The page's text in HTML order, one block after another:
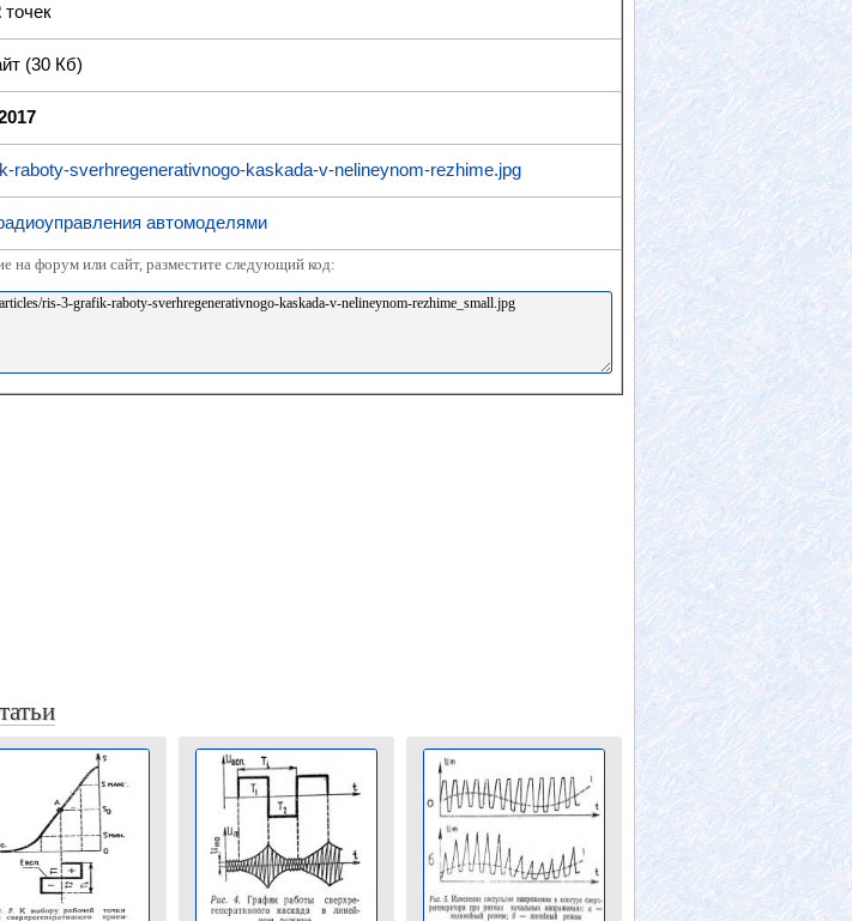
точек
(30 Кб)
raboty-sverhregenerativnogo-kaskada-v-nelineynom-rezhime.jpg
автомоделями
на форум или сайт, разместите следующий код: